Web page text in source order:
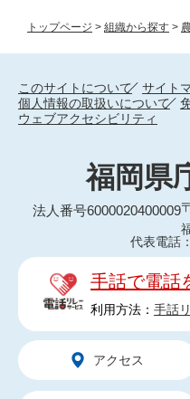
トップページ > 組織から探す >
このサイトについて
サイト
個人情報の取扱いについて
ウェブアクセシビリティ
福岡県
法人番号6000020400009
代表電話
手話で電話
利用方法： 手話
アクセス